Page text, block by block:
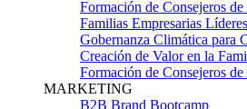
Formación de Consejeros
Familias Empresarias Líderes
Gobernanza Climática para
Creación de Valor en la
Formación de Consejeros
MARKETING
B2B Brand Bootcamp